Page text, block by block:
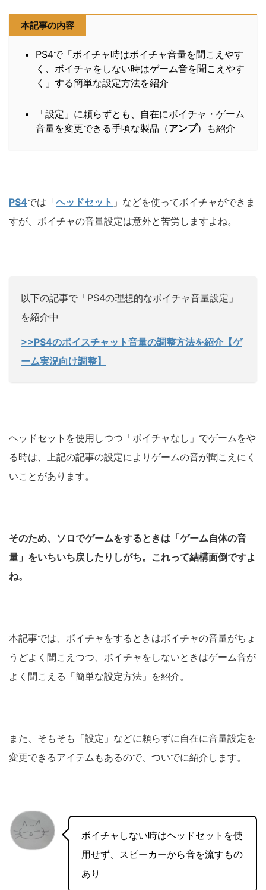
本記事の内容
PS4で「ボイチャ時はボイチャ音量を聞こえやす
く、ボイチャをしない時はゲーム音を聞こえやす
く」する簡単な設定方法を紹介
「設定」に頼らずとも、自在にボイチャ・ゲーム
音量を変更できる手頃な製品（アンプ）も紹介
PS4では「ヘッドセット 」などを使ってボイチャができま
すが、ボイチャの音量設定は意外と苦労しますよね。
以下の記事で「PS4の理想的なボイチャ音量設定」
を紹介中
>>PS4のボイスチャット音量の調整方法を紹介【ゲ
ーム実況向け調整】
ヘッドセットを使用しつつ「ボイチャなし」でゲームをや
る時は、上記の記事の設定によりゲームの音が聞こえにく
いことがあります。
そのため、ソロでゲームをするときは「ゲーム自体の音
量」をいちいち戻したりしがち。これって結構面倒ですよ
ね。
本記事では、ボイチャをするときはボイチャの音量がちょ
うどよく聞こえつつ、ボイチャをしないときはゲーム音が
よく聞こえる「簡単な設定方法」を紹介。
また、そもそも「設定」などに頼らずに自在に音量設定を
変更できるアイテムもあるので、ついでに紹介します。
ボイチャしない時はヘッドセットを使
用せず、スピーカーから音を流すもの
あり